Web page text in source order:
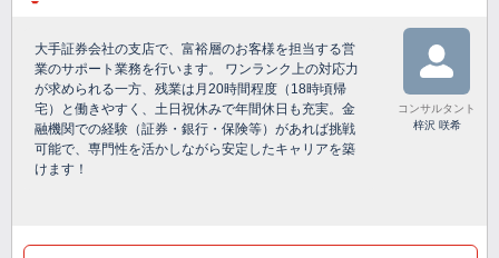
大手証券会社の支店で、富裕層のお客様を担当する営
業のサポート業務を行います。 ワンランク上の対応力
が求められる一方、残業は月20時間程度（18時頃帰
宅）と働きやすく、土日祝休みで年間休日も充実。金
融機関での経験（証券・銀行・保険等）があれば挑戦
可能で、専門性を活かしながら安定したキャリアを築
けます！
コンサルタント
梓沢 咲希